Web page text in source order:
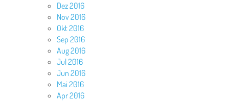
Dez 2016
Nov 2016
Okt 2016
Sep 2016
Aug 2016
Jul 2016
Jun 2016
Mai 2016
Apr 2016